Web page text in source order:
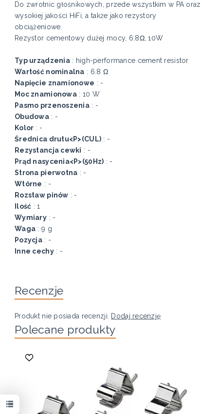
Do zwrotnic głośnikowych, przede wszystkim w PA oraz
wysokiej jakości HiFi, a także jako rezystory
obciążeniowe.
Rezystor cementowy dużej mocy, 6.8Ω, 10W
Typ urządzenia: high-performance cement resistor
Wartość nominalna : 6.8 Ω
Napięcie znamionowe : -
Moc znamionowa: 10 W
Pasmo przenoszenia : -
Obudowa: -
Kolor : -
Średnica drutu<P>(CUL) : -
Rezystancja cewki : -
Prąd nasycenia<P>(50Hz) : -
Strona pierwotna : -
Wtórne : -
Rozstaw pinów : -
Ilość : 1
Wymiary: -
Waga : 9 g
Pozycja: -
Inne cechy: -
Recenzje
Produkt nie posiada recenzji. Dodaj recenzję
Polecane produkty